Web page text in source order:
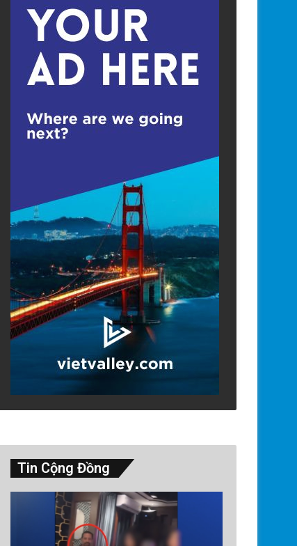
Tin Cộng Đồng